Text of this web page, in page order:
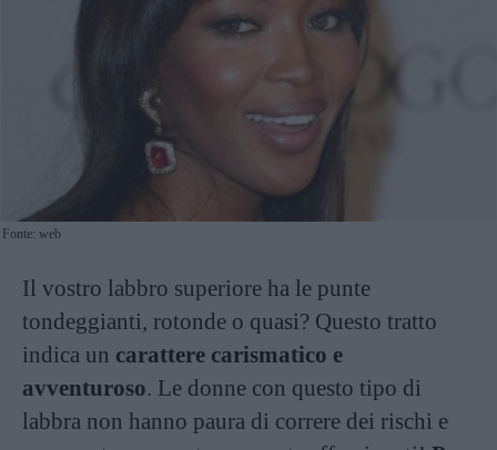
Fonte: web
Il vostro labbro superiore ha le punte
tondeggianti, rotonde o quasi? Questo tratto
indica un carattere carismatico e
avventuroso. Le donne con questo tipo di
labbra non hanno paura di correre dei rischi e